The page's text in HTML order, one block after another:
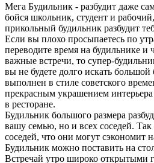
Мега Будильник - разбудит даже
бойся школьник, студент и
прикольный будильник разбудит
Если вы плохо просыпаетесь по
переводите время на будильнике и
важные встречи, то супер-
вы не будете долго искать
выполнен в стиле советского
прекрасным украшением
в ресторане.
Будильник большого размера
вашу семью, но и всех соседей.
соседей, что они могут сэкономит
Будильник можно поставить на
Встречай утро широко открытыми